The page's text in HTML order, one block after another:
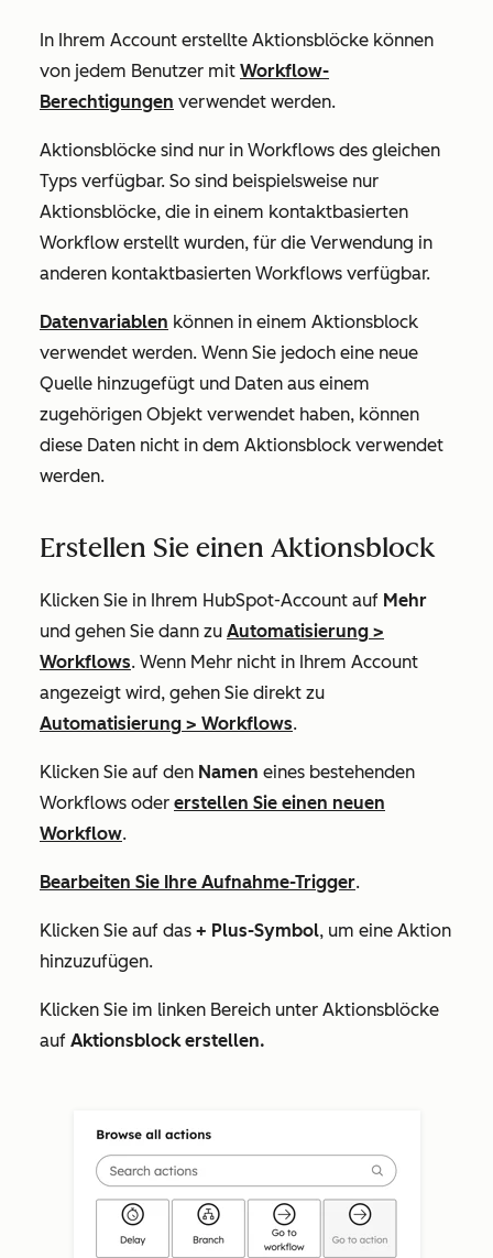
In Ihrem Account erstellte Aktionsblöcke können
von jedem Benutzer mit Workflow-
Berechtigungen verwendet werden.
Aktionsblöcke sind nur in Workflows des gleichen
Typs verfügbar. So sind beispielsweise nur
Aktionsblöcke, die in einem kontaktbasierten
Workflow erstellt wurden, für die Verwendung in
anderen kontaktbasierten Workflows verfügbar.
Datenvariablen können in einem Aktionsblock
verwendet werden. Wenn Sie jedoch eine neue
Quelle hinzugefügt und Daten aus einem
zugehörigen Objekt verwendet haben, können
diese Daten nicht in dem Aktionsblock verwendet
werden.
Erstellen Sie einen Aktionsblock
Klicken Sie in Ihrem HubSpot-Account auf Mehr
und gehen Sie dann zu Automatisierung >
Workflows. Wenn Mehr nicht in Ihrem Account
angezeigt wird, gehen Sie direkt zu
Automatisierung > Workflows.
Klicken Sie auf den Namen eines bestehenden
Workflows oder erstellen Sie einen neuen
Workflow.
Bearbeiten Sie Ihre Aufnahme-Trigger.
Klicken Sie auf das + Plus-Symbol, um eine Aktion
hinzuzufügen.
Klicken Sie im linken Bereich unter Aktionsblöcke
auf Aktionsblock erstellen.